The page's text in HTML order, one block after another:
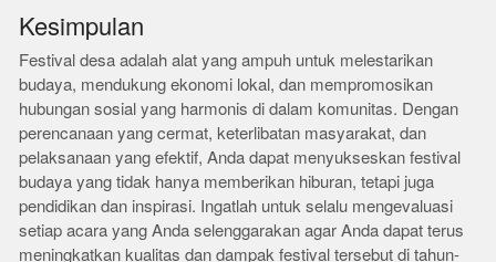
Kesimpulan
Festival desa adalah alat yang ampuh untuk melestarikan
budaya, mendukung ekonomi lokal, dan mempromosikan
hubungan sosial yang harmonis di dalam komunitas. Dengan
perencanaan yang cermat, keterlibatan masyarakat, dan
pelaksanaan yang efektif, Anda dapat menyukseskan festival
budaya yang tidak hanya memberikan hiburan, tetapi juga
pendidikan dan inspirasi. Ingatlah untuk selalu mengevaluasi
setiap acara yang Anda selenggarakan agar Anda dapat terus
meningkatkan kualitas dan dampak festival tersebut di tahun-